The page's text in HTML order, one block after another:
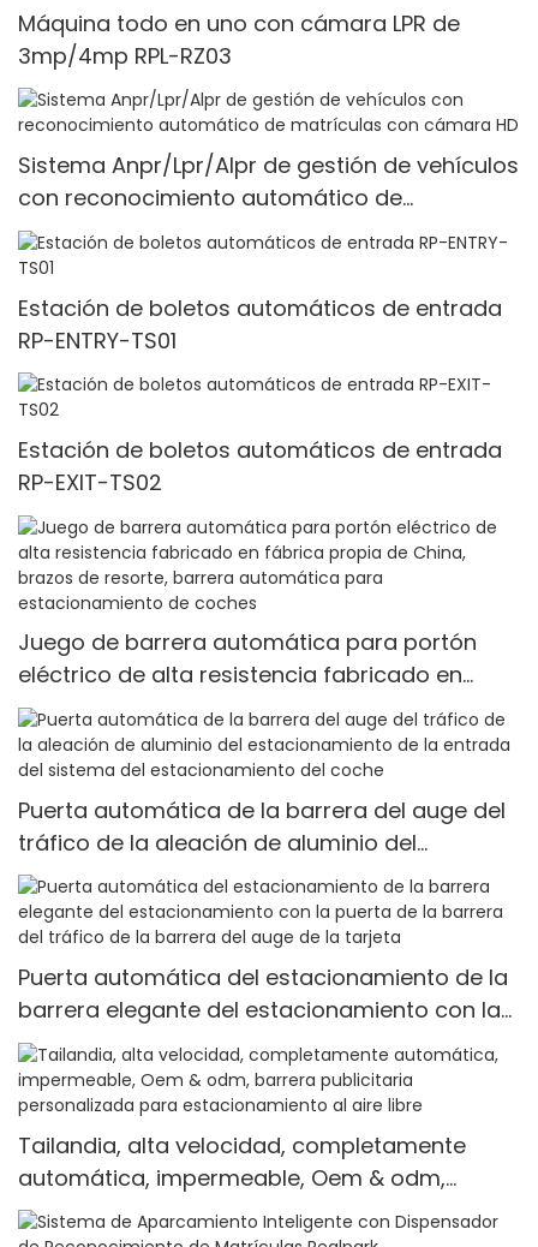
Máquina todo en uno con cámara LPR de
3mp/4mp RPL-RZ03
Sistema Anpr/Lpr/Alpr de gestión de vehículos
con reconocimiento automático de
matrículas con cámara HD
Estación de boletos automáticos de entrada
RP-ENTRY-TS01
Estación de boletos automáticos de entrada
RP-EXIT-TS02
Juego de barrera automática para portón
eléctrico de alta resistencia fabricado en
fábrica propia de China, brazos de resorte,
barrera automática para estacionamiento de
coches
Puerta automática de la barrera del auge del
tráfico de la aleación de aluminio del
estacionamiento de la entrada del sistema
del estacionamiento del coche
Puerta automática del estacionamiento de la
barrera elegante del estacionamiento con la
puerta de la barrera del tráfico de la barrera
del auge de la tarjeta
Tailandia, alta velocidad, completamente
automática, impermeable, Oem & odm,
barrera publicitaria personalizada para